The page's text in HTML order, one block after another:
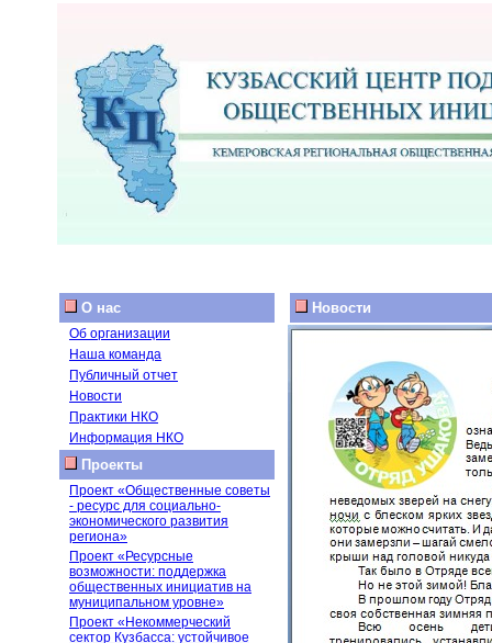
О нас
Об организации
Наша команда
Публичный отчет
Новости
Практики НКО
Информация НКО
Проекты
Проект «Общественные советы
- ресурс для социально-
экономического развития
региона»
Проект «Ресурсные
возможности: поддержка
общественных инициатив на
муниципальном уровне»
Проект «Некоммерческий
сектор Кузбасса: устойчивое
Новости